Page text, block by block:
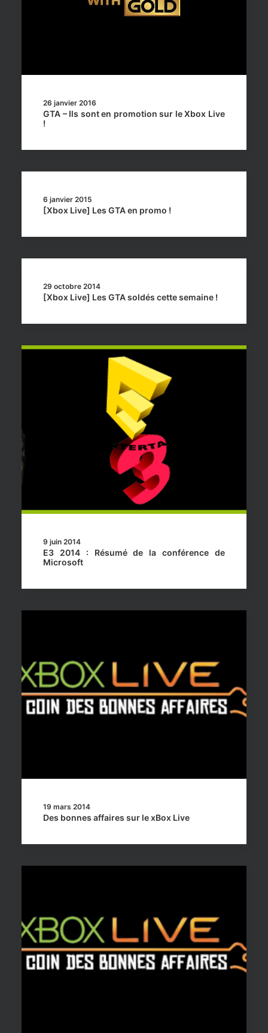
26 janvier 2016
GTA – Ils sont en promotion sur le Xbox Live
!
6 janvier 2015
[Xbox Live] Les GTA en promo !
29 octobre 2014
[Xbox Live] Les GTA soldés cette semaine !
9 juin 2014
E3 2014 : Résumé de la conférence de
Microsoft
19 mars 2014
Des bonnes affaires sur le xBox Live